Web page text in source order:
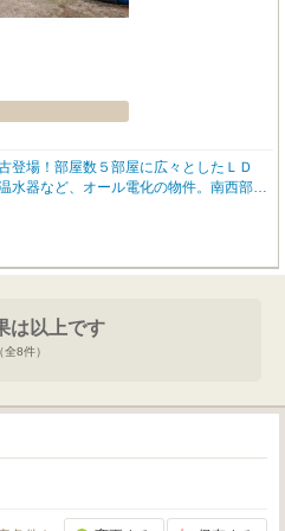
登場！部屋数５部屋に広々としたＬＤ
水器など、オール電化の物件。南西部開
せは小倉工務店住宅不動産部☎41-384
は以上です
（全8件）